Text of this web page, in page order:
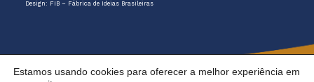
Design: FIB – Fábrica de Ideias Brasileiras
Estamos usando cookies para oferecer a melhor experiência em